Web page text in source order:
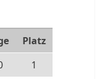
Platz
1